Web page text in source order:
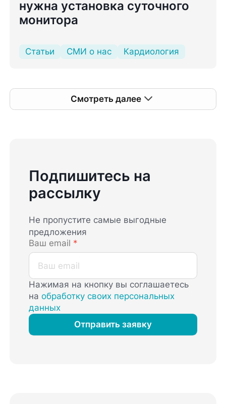
нужна установка суточного
монитора
Статьи СМИ о нас Кардиология
Смотреть далее
Подпишитесь на
рассылку
Не пропустите самые выгодные
предложения
Ваш email *
Нажимая на кнопку вы соглашаетесь
наобработку своих персональных
данных
Отправить заявку